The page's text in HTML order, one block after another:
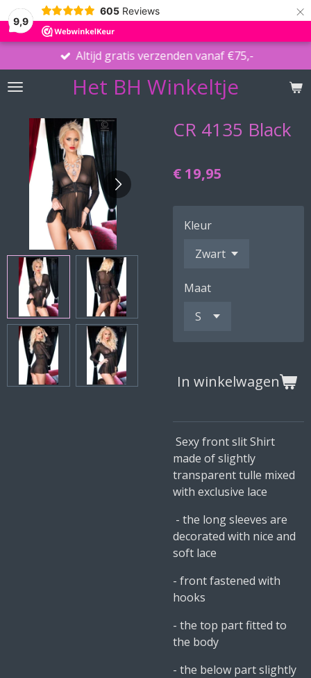
9,9
605 Reviews ×
Het BH Winkeltje
Altijd gratis verzenden vanaf €75,-
CR 4135 Black
€ 19,95
Kleur
Maat
In winkelwagen
Sexy front slit Shirt
made of slightly
transparent tulle mixed
with exclusive lace
- the long sleeves are
decorated with nice and
soft lace
- front fastened with
hooks
- the top part fitted to
the body
- the below part slightly